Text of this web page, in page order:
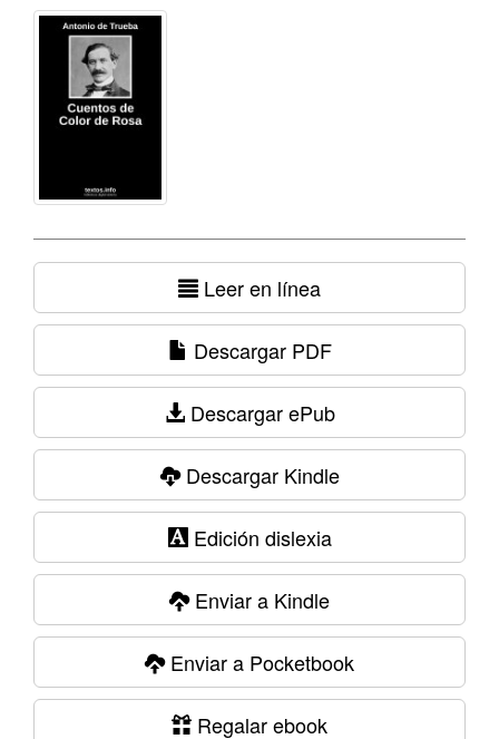
Leer en línea
Descargar PDF
Descargar ePub
Descargar Kindle
Edición dislexia
Enviar a Kindle
Enviar a Pocketbook
Regalar ebook